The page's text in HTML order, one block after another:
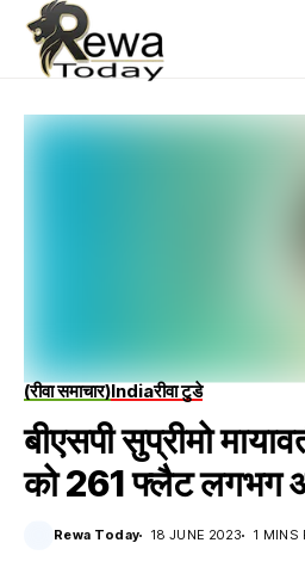
(रीवा समाचार)Indiaरीवा टुडे
बीएसपी सुप्रीमो
को 261 फ्लैट लगभग
Rewa Today 18 JUNE 2023 1 MINS